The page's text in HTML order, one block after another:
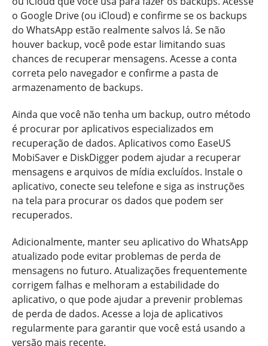
o Google Drive (ou iCloud) e confirme se os backups
do WhatsApp estão realmente salvos lá. Se não
houver backup, você pode estar limitando suas
chances de recuperar mensagens. Acesse a conta
correta pelo navegador e confirme a pasta de
armazenamento de backups.
Ainda que você não tenha um backup, outro método
é procurar por aplicativos especializados em
recuperação de dados. Aplicativos como EaseUS
MobiSaver e DiskDigger podem ajudar a recuperar
mensagens e arquivos de mídia excluídos. Instale o
aplicativo, conecte seu telefone e siga as instruções
na tela para procurar os dados que podem ser
recuperados.
Adicionalmente, manter seu aplicativo do WhatsApp
atualizado pode evitar problemas de perda de
mensagens no futuro. Atualizações frequentemente
corrigem falhas e melhoram a estabilidade do
aplicativo, o que pode ajudar a prevenir problemas
de perda de dados. Acesse a loja de aplicativos
regularmente para garantir que você está usando a
versão mais recente.